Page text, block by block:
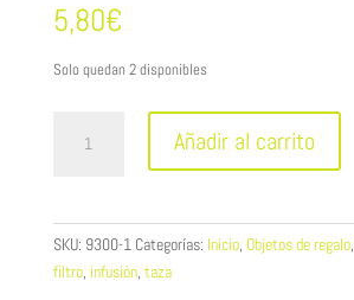
5,80€
Solo quedan 2 disponibles
cerámica
Añadir al carrito
SKU: 9300-1 Categorías: Inicio, Objetos de regalo,
filtro, infusión, taza